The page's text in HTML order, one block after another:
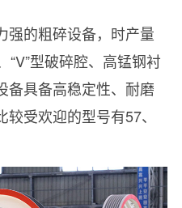
强的粗碎设备，时产量
型破碎腔、高锰钢衬
备具备高稳定性、耐磨
受欢迎的型号有57、